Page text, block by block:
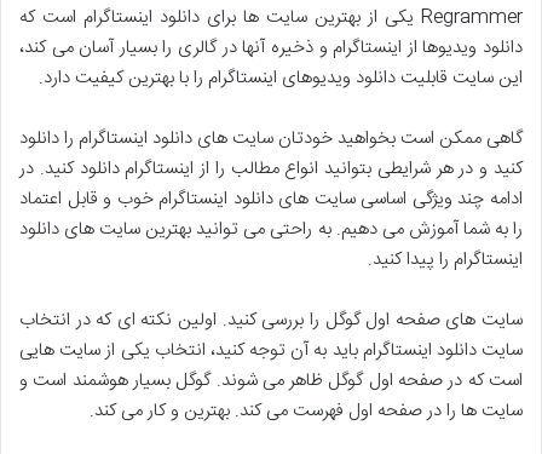
Regrammer یکی از بهترین سایت ها برای دانلود اینستاگرام است که
دانلود ویدیوها از اینستاگرام و ذخیره آنها در گالری را بسیار آسان می کند،
این سایت قابلیت دانلود ویدیوهای اینستاگرام را با بهترین کیفیت دارد.
گاهی ممکن است بخواهید خودتان سایت های دانلود اینستاگرام را دانلود
کنید و در هر شرایطی بتوانید انواع مطالب را از اینستاگرام دانلود کنید. در
ادامه چند ویژگی اساسی سایت های دانلود اینستاگرام خوب و قابل اعتماد
را به شما آموزش می دهیم. به راحتی می توانید بهترین سایت های دانلود
اینستاگرام را پیدا کنید.
سایت های صفحه اول گوگل را بررسی کنید. اولین نکته ای که در انتخاب
سایت دانلود اینستاگرام باید به آن توجه کنید، انتخاب یکی از سایت هایی
است که در صفحه اول گوگل ظاهر می شوند. گوگل بسیار هوشمند است و
سایت ها را در صفحه اول فهرست می کند. بهترین و کار می کند.